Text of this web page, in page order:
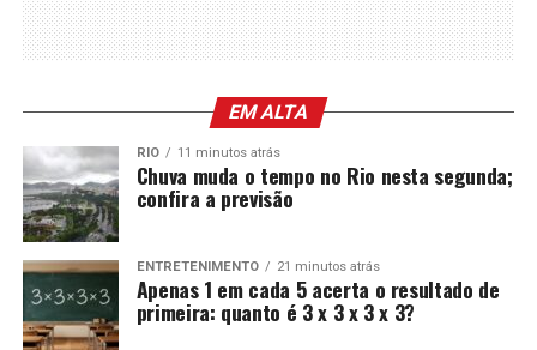
EM ALTA
RIO 11 minutos atrás
Chuva muda o tempo no Rio nesta segunda;
confira a previsão
ENTRETENIMENTO 21 minutos atrás
Apenas 1 em cada 5 acerta o resultado de
primeira: quanto é 3 x 3 x 3 x 3?